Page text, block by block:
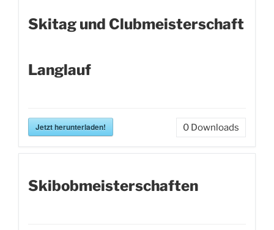
Skitag und Clubmeisterschaft
Langlauf
Jetzt herunterladen! 0 Downloads
Skibobmeisterschaften